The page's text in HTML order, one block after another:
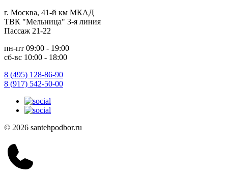
г. Москва, 41-й км МКАД
ТВК "Мельница" 3-я линия
Пассаж 21-22
пн-пт 09:00 - 19:00
сб-вс 10:00 - 18:00
8 (495) 128-86-90
8 (917) 542-50-00
© 2026 santehpodbor.ru